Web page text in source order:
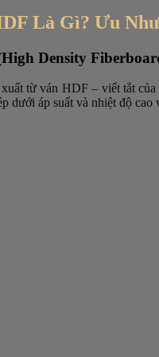
Là Gì? Ưu
Density
xuất từván HDF – viết tắt
dưới áp suất và nhiệt độ